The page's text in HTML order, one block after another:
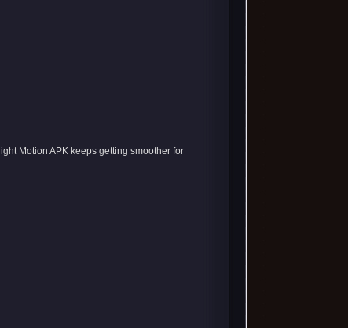
Motion APK keeps getting smoother for